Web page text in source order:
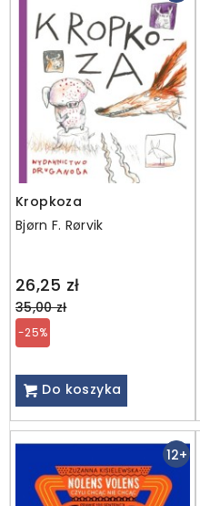
Kropkoza
Bjørn F. Rørvik
26,25 zł
Regular
price
35,00 zł
-25%
Do koszyka
12+